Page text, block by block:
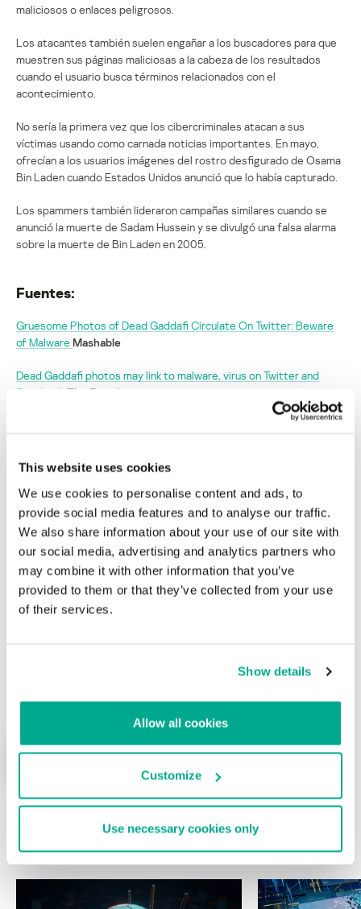
This website uses cookies
We use cookies to personalise content and ads, to
provide social media features and to analyse our traffic.
We also share information about your use of our site with
our social media, advertising and analytics partners who
may combine it with other information that you’ve
provided to them or that they’ve collected from your use
of their services.
Show details
Allow all cookies
Customize
Use necessary cookies only
maliciosos o enlaces peligrosos.
Los atacantes también suelen engañar a los buscadores para que
muestren sus páginas maliciosas a la cabeza de los resultados
cuando el usuario busca términos relacionados con el
acontecimiento.
No sería la primera vez que los cibercriminales atacan a sus
víctimas usando como carnada noticias importantes. En mayo,
ofrecían a los usuarios imágenes del rostro desfigurado de Osama
Bin Laden cuando Estados Unidos anunció que lo había capturado.
Los spammers también lideraron campañas similares cuando se
anunció la muerte de Sadam Hussein y se divulgó una falsa alarma
sobre la muerte de Bin Laden en 2005.
Fuentes:
Gruesome Photos of Dead Gaddafi Circulate On Twitter: Beware
of Malware Mashable
Dead Gaddafi photos may link to malware, virus on Twitter and
Facebook The Examiner
The Register
Advierten que la muerte de Gaddafi puede
desatar una ola de spam y estafas virtuales
Su dirección de correo electrónico no será publicada. Los
campos obligatorios están marcados con*
Correo electrónico*
ÚLTIMAS PUBLICACIONES